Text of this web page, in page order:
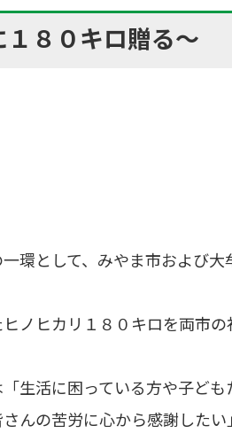
８０キロ贈る～
環として、みやま市および大
ノヒカリ１８０キロを両市の
生活に困っている方や子ども
んの苦労に心から感謝した